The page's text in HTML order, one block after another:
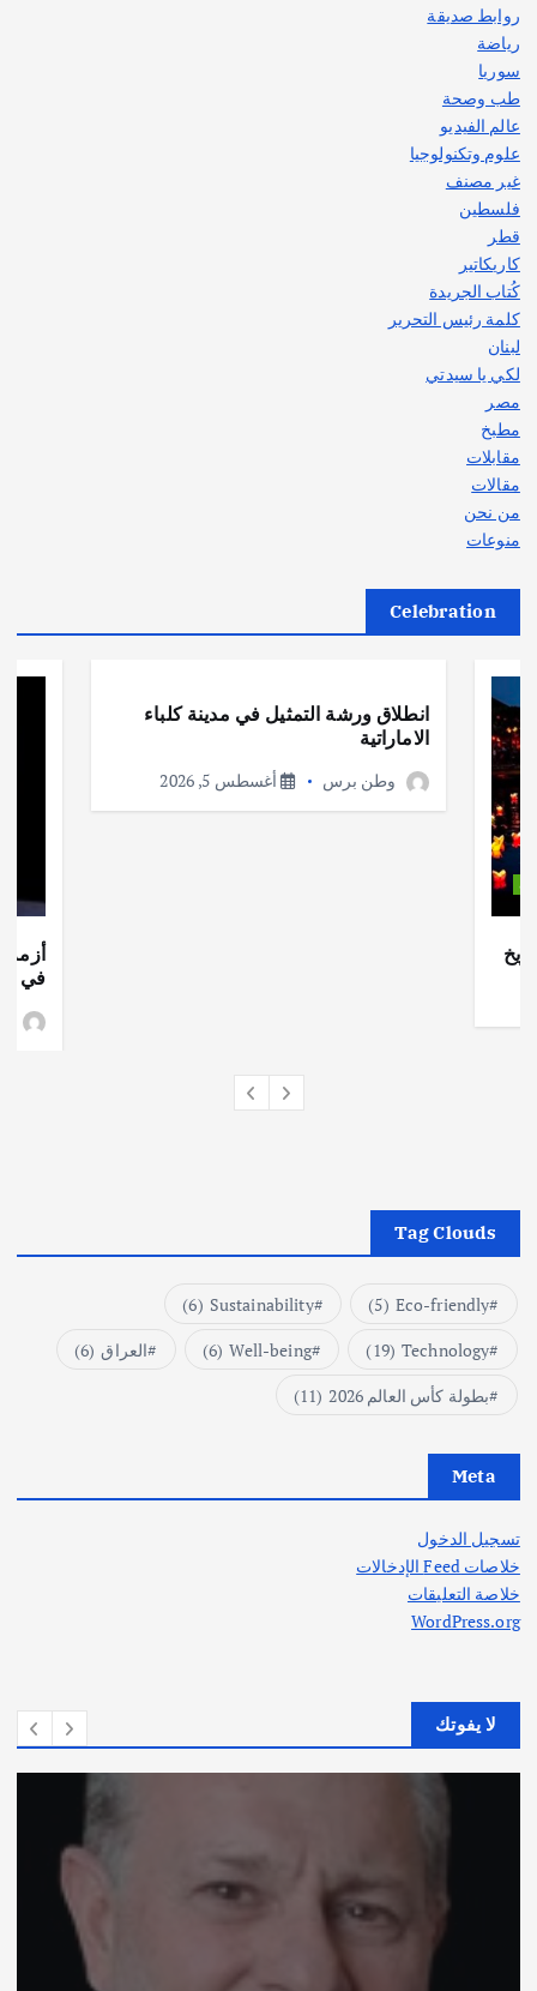
روابط صديقة
رياضة
سوريا
طب وصحة
عالم الفيديو
علوم وتكنولوجيا
غير مصنف
فلسطين
قطر
كاريكاتير
كُتاب الجريدة
كلمة رئيس التحرير
لبنان
لكي يا سيدتي
مصر
مطبخ
مقابلات
مقالات
من نحن
منوعات
Celebration
انطلاق ورشة التمثيل في مدينة كلباء
الاماراتية
وطن برس أغسطس 5, 2026
أزمة
في
Tag Clouds
Eco-friendly
(5)
Sustainability
(6)
Technology
(19)
Well-being
(6) العراق (6)
بطولة كأس العالم 2026
(11)
Meta
تسجيل الدخول
خلاصات Feed الإدخالات
خلاصة التعليقات
WordPress.org
لا يفوتك